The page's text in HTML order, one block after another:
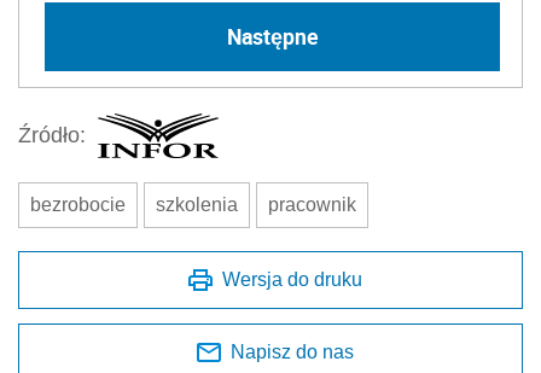
Następne
Źródło:
bezrobocie szkolenia pracownik
Wersja do druku
Napisz do nas